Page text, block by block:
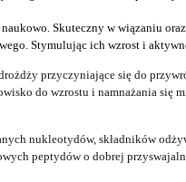
Skuteczny w wiązaniu
Stymulując ich wzrost i
przyczyniające się do
do wzrostu i namnażania się
nukleotydów, składników
peptydów o dobrej